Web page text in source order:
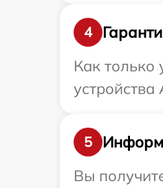
4
Как только
5
Вы